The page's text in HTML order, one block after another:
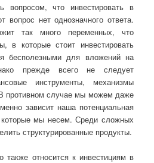
вопросом, что инвестировать в
нет однозначного ответа.
так много переменных, что
в которые стоит инвестировать
бесполезными для вложений на
прежде всего не следует
инструменты, механизмы
противном случае мы можем даже
зависит наша потенциальная
мы несем. Среди сложных
структурированные продукты.
также относится к инвестициям в